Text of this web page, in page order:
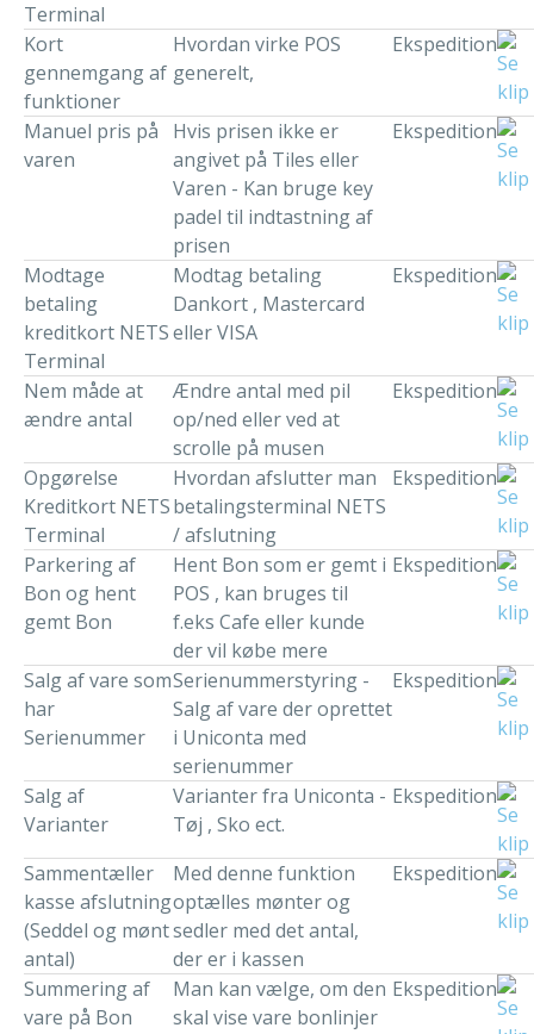
Terminal
Kort
gennemgang af
funktioner
Hvordan virke POS
generelt,
Ekspedition
Manuel pris på
varen
Hvis prisen ikke er
angivet på Tiles eller
Varen - Kan bruge key
padel til indtastning af
prisen
Ekspedition
Modtage
betaling
kreditkort NETS
Terminal
Modtag betaling
Dankort , Mastercard
eller VISA
Ekspedition
Nem måde at
ændre antal
Ændre antal med pil
op/ned eller ved at
scrolle på musen
Ekspedition
Opgørelse
Kreditkort NETS
Terminal
Hvordan afslutter man
betalingsterminal NETS
/ afslutning
Ekspedition
Parkering af
Bon og hent
gemt Bon
Hent Bon som er gemt i
POS , kan bruges til
f.eks Cafe eller kunde
der vil købe mere
Ekspedition
Salg af vare som
har
Serienummer
Serienummerstyring -
Salg af vare der oprettet
i Uniconta med
serienummer
Ekspedition
Salg af
Varianter
Varianter fra Uniconta -
Tøj , Sko ect.
Ekspedition
Sammentæller
kasse afslutning
(Seddel og mønt
antal)
Med denne funktion
optælles mønter og
sedler med det antal,
der er i kassen
Ekspedition
Summering af
vare på Bon
Man kan vælge, om den
skal vise vare bonlinjer
Ekspedition